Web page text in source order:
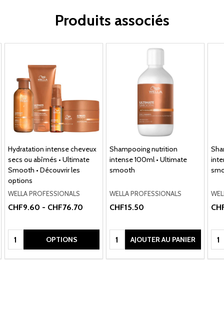
Produits associés
Hydratation intense cheveux
secs ou abîmés • Ultimate
Smooth • Découvrir les
options
WELLA PROFESSIONALS
CHF9.60 - CHF76.70
Quantité: OPTIONS
Shampooing nutrition
intense 100ml • Ultimate
smooth
WELLA PROFESSIONALS
CHF15.50
Quantité:AJOUTER AU PANIER